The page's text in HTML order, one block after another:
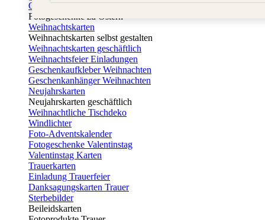
Osterkarten
Fotogeschenke zu Ostern
Weihnachtskarten
Weihnachtskarten selbst gestalten
Weihnachtskarten geschäftlich
Weihnachtsfeier Einladungen
Geschenkaufkleber Weihnachten
Geschenkanhänger Weihnachten
Neujahrskarten
Neujahrskarten geschäftlich
Weihnachtliche Tischdeko
Windlichter
Foto-Adventskalender
Fotogeschenke Valentinstag
Valentinstag Karten
Trauerkarten
Einladung Trauerfeier
Danksagungskarten Trauer
Sterbebilder
Beileidskarten